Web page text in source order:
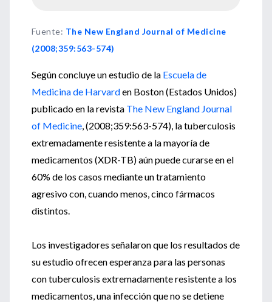
Fuente: The New England Journal of Medicine
(2008;359:563-574)
Según concluye un estudio de la Escuela de
Medicina de Harvarden Boston (Estados Unidos)
publicado en la revista The New England Journal
of Medicine, (2008;359:563-574), la tuberculosis
extremadamente resistente a la mayoría de
medicamentos (XDR-TB) aún puede curarse en el
60% de los casos mediante un tratamiento
agresivo con, cuando menos, cinco fármacos
distintos.
Los investigadores señalaron que los resultados de
su estudio ofrecen esperanza para las personas
con tuberculosis extremadamente resistente a los
medicamentos, una infección que no se detiene